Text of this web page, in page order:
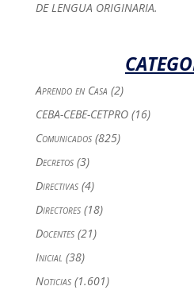
DE LENGUA ORIGINARIA.
Aprendo en Casa (2)
CEBA-CEBE-CETPRO(16)
Comunicados(825)
Decretos(3)
Directivas(4)
Directores(18)
Docentes(21)
Inicial (38)
Noticias(1.601)